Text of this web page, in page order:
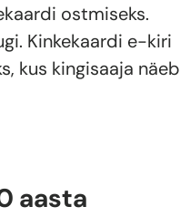
ostmiseks.
Kinkekaardi e-kiri
kus kingisaaja näeb
aasta